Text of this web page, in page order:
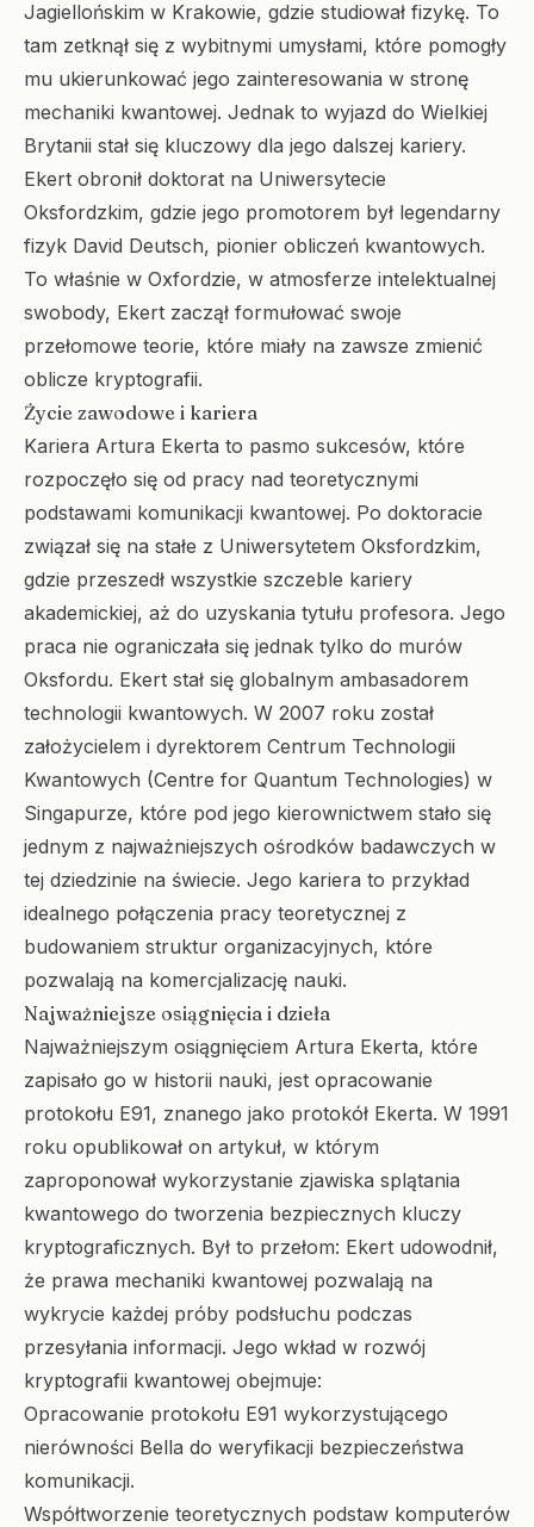
Jagiellońskim w Krakowie, gdzie studiował fizykę. To
tam zetknął się z wybitnymi umysłami, które pomogły
mu ukierunkować jego zainteresowania w stronę
mechaniki kwantowej. Jednak to wyjazd do Wielkiej
Brytanii stał się kluczowy dla jego dalszej kariery.
Ekert obronił doktorat na Uniwersytecie
Oksfordzkim, gdzie jego promotorem był legendarny
fizyk David Deutsch, pionier obliczeń kwantowych.
To właśnie w Oxfordzie, w atmosferze intelektualnej
swobody, Ekert zaczął formułować swoje
przełomowe teorie, które miały na zawsze zmienić
oblicze kryptografii.
Życie zawodowe i kariera
Kariera Artura Ekerta to pasmo sukcesów, które
rozpoczęło się od pracy nad teoretycznymi
podstawami komunikacji kwantowej. Po doktoracie
związał się na stałe z Uniwersytetem Oksfordzkim,
gdzie przeszedł wszystkie szczeble kariery
akademickiej, aż do uzyskania tytułu profesora. Jego
praca nie ograniczała się jednak tylko do murów
Oksfordu. Ekert stał się globalnym ambasadorem
technologii kwantowych. W 2007 roku został
założycielem i dyrektorem Centrum Technologii
Kwantowych (Centre for Quantum Technologies) w
Singapurze, które pod jego kierownictwem stało się
jednym z najważniejszych ośrodków badawczych w
tej dziedzinie na świecie. Jego kariera to przykład
idealnego połączenia pracy teoretycznej z
budowaniem struktur organizacyjnych, które
pozwalają na komercjalizację nauki.
Najważniejsze osiągnięcia i dzieła
Najważniejszym osiągnięciem Artura Ekerta, które
zapisało go w historii nauki, jest opracowanie
protokołu E91, znanego jako protokół Ekerta. W 1991
roku opublikował on artykuł, w którym
zaproponował wykorzystanie zjawiska splątania
kwantowego do tworzenia bezpiecznych kluczy
kryptograficznych. Był to przełom: Ekert udowodnił,
że prawa mechaniki kwantowej pozwalają na
wykrycie każdej próby podsłuchu podczas
przesyłania informacji. Jego wkład w rozwój
kryptografii kwantowej obejmuje:
Opracowanie protokołu E91 wykorzystującego
nierówności Bella do weryfikacji bezpieczeństwa
komunikacji.
Współtworzenie teoretycznych podstaw komputerów